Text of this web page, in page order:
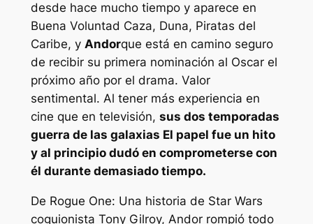
desde hace mucho tiempo y aparece en
Buena Voluntad Caza, Duna, Piratas del
Caribe, y Andorque está en camino seguro
de recibir su primera nominación al Oscar el
próximo año por el drama. Valor
sentimental. Al tener más experiencia en
cine que en televisión, sus dos temporadas
guerra de las galaxias El papel fue un hito
y al principio dudó en comprometerse con
él durante demasiado tiempo.
De Rogue One: Una historia de Star Wars
coguionista Tony Gilroy, Andorrompió todo